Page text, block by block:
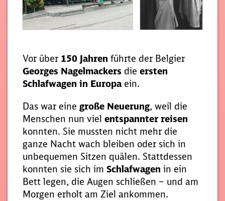
Vor über 150 Jahren führte der Belgier
Georges Nagelmackers die ersten
Schlafwagen in Europa ein.
Das war eine große Neuerung, weil die
Menschen nun viel entspannter reisen
konnten. Sie mussten nicht mehr die
ganze Nacht wach bleiben oder sich in
unbequemen Sitzen quälen. Stattdessen
konnten sie sich im Schlafwagen in ein
Bett legen, die Augen schließen – und am
Morgen erholt am Ziel ankommen.